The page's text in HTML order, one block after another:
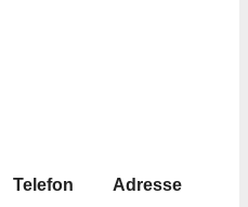
Telefon Adresse